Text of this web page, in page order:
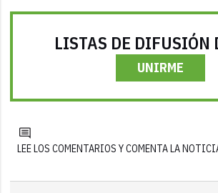
LISTAS DE DIFUSIÓN
UNIRME
LEE LOS COMENTARIOS Y COMENTA LA